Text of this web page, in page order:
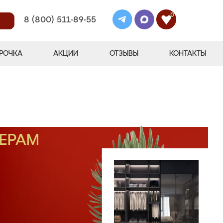
8 (800) 511-89-55
0
АКЦИИ ОТЗЫВЫ КОНТАКТЫ